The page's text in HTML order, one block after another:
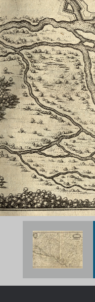
GERMANY 1642 - 1654
Karte
Image gallery